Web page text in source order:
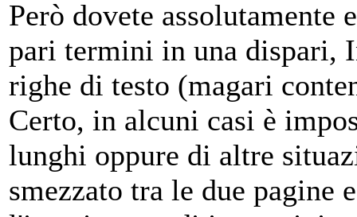
Però dovete assolutamente
pari termini in una dispari,
righe di testo (magari
Certo, in alcuni casi è
lunghi oppure di altre
smezzato tra le due pagine